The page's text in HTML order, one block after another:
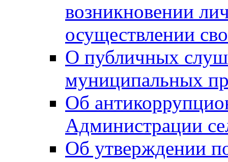
возникновении
осуществлении
О публичных
муниципальных
Об
Администрации
Об утверждении